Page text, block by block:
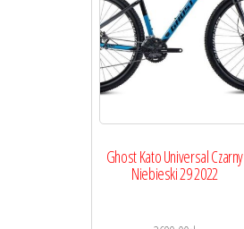
Ghost Kato Universal Czarny
Niebieski 29 2022